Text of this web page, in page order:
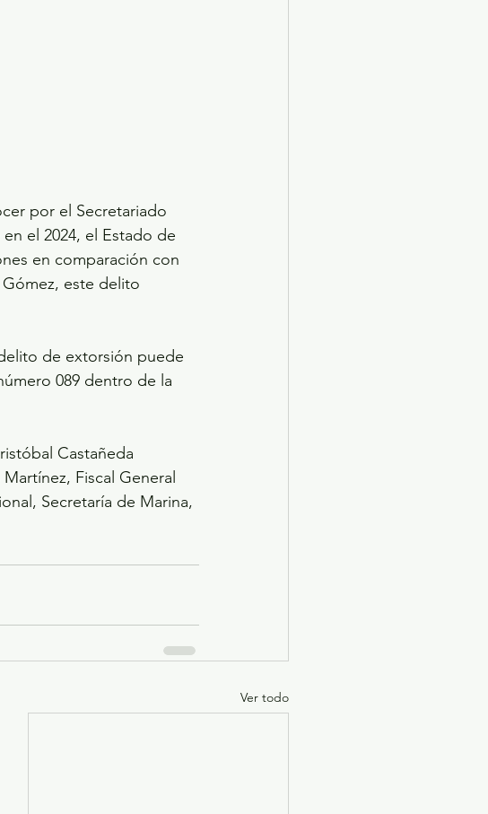
por el Secretariado
el 2024, el Estado de
en comparación con
este delito
de extorsión puede
089 dentro de la
Castañeda
Fiscal General
Secretaría de Marina,
Ver todo